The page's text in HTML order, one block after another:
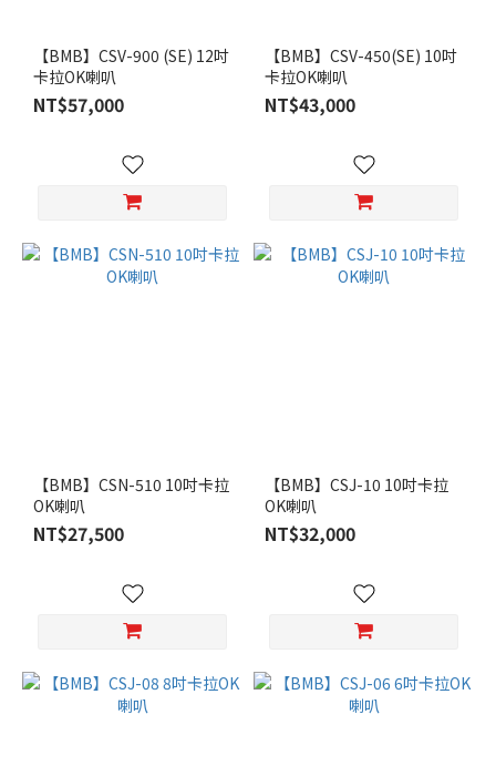
【BMB】CSV-900 (SE) 12吋
卡拉OK喇叭
NT$57,000
【BMB】CSV-450(SE) 10吋
卡拉OK喇叭
NT$43,000
【BMB】CSN-510 10吋卡拉
OK喇叭
NT$27,500
【BMB】CSJ-10 10吋卡拉
OK喇叭
NT$32,000